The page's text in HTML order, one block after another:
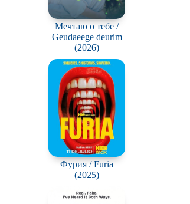
Мечтаю о тебе /
Geudaeege deurim
(2026)
Фурия / Furia
(2025)